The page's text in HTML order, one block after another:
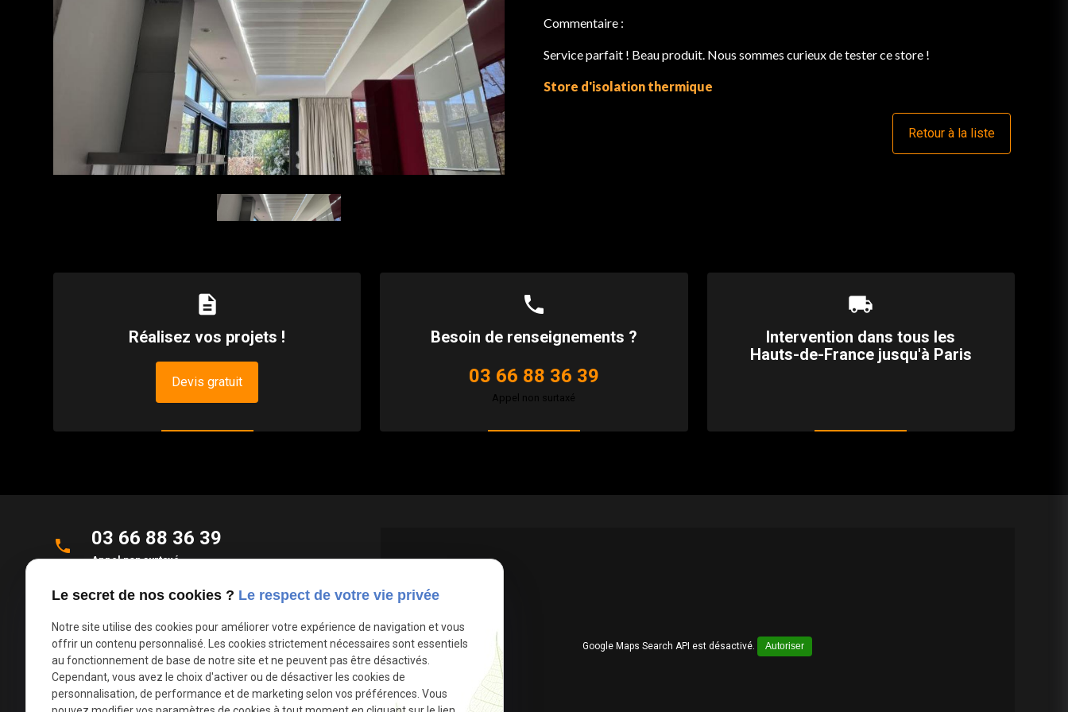
Commentaire :
Service parfait ! Beau produit. Nous sommes curieux de tester ce store !
Store d'isolation thermique
Retour à la liste
description
Réalisez vos projets !
Devis gratuit
phone
Besoin de renseignements ?
03 66 88 36 39
Appel non surtaxé
local_shipping
Intervention dans tous les
Hauts-de-France jusqu'à Paris
phone 03 66 88 36 39
Appel non surtaxé
place
Allée des Roseaux
59270 Bailleul
mail contact@deco-stores.com
Google Maps Search API est désactivé. Autoriser
Le secret de nos cookies ? Le respect de votre vie privée
Notre site utilise des cookies pour améliorer votre expérience de navigation et vous
offrir un contenu personnalisé. Les cookies strictement nécessaires sont essentiels
au fonctionnement de base de notre site et ne peuvent pas être désactivés.
Cependant, vous avez le choix d'activer ou de désactiver les cookies de
personnalisation, de performance et de marketing selon vos préférences. Vous